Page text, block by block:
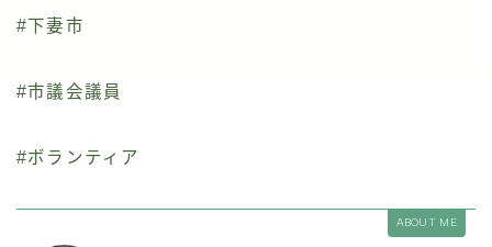
#下妻市
#市議会議員
#ボランティア
ABOUT ME